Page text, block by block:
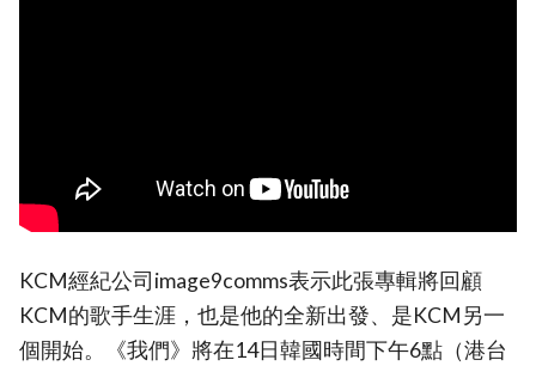
KCM經紀公司image9comms表示此張專輯將回顧
KCM的歌手生涯，也是他的全新出發、是KCM另一
個開始。《我們》將在14日韓國時間下午6點（港台